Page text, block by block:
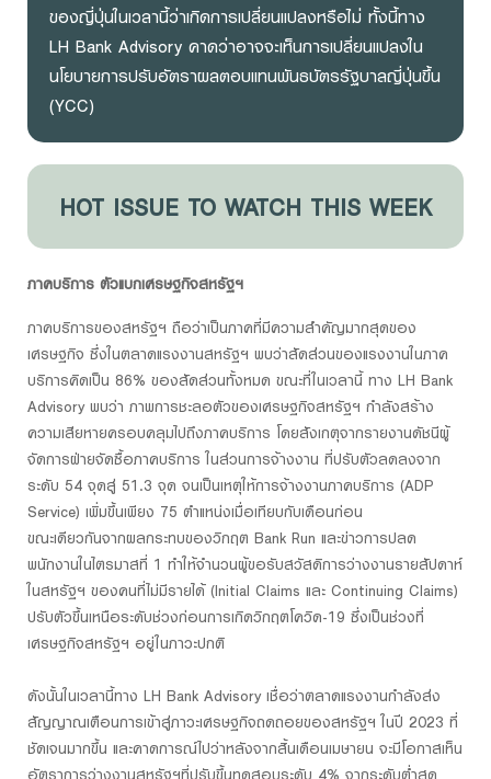
ของญี่ปุ่นในเวลานี้ว่าเกิดการเปลี่ยนแปลงหรือไม่ ทั้งนี้ทาง
LH Bank Advisory คาดว่าอาจจะเห็นการเปลี่ยนแปลงใน
นโยบายการปรับอัตราผลตอบแทนพันธบัตรรัฐบาลญี่ปุ่นขึ้น
(YCC)
HOT ISSUE TO WATCH THIS WEEK
ภาคบริการ ตัวแบกเศรษฐกิจสหรัฐฯ
ภาคบริการของสหรัฐฯ ถือว่าเป็นภาคที่มีความสำคัญมากสุดของ
เศรษฐกิจ ซึ่งในตลาดแรงงานสหรัฐฯ พบว่าสัดส่วนของแรงงานในภาค
บริการคิดเป็น 86% ของสัดส่วนทั้งหมด ขณะที่ในเวลานี้ ทาง LH Bank
Advisory พบว่า ภาพการชะลอตัวของเศรษฐกิจสหรัฐฯ กำลังสร้าง
ความเสียหายครอบคลุมไปถึงภาคบริการ โดยสังเกตุจากรายงานดัชนีผู้
จัดการฝ่ายจัดซื้อภาคบริการ ในส่วนการจ้างงาน ที่ปรับตัวลดลงจาก
ระดับ 54 จุดสู่ 51.3 จุด จนเป็นเหตุให้การจ้างงานภาคบริการ (ADP
Service) เพิ่มขึ้นเพียง 75 ตำแหน่งเมื่อเทียบกับเดือนก่อน
ขณะเดียวกันจากผลกระทบของวิกฤต Bank Run และข่าวการปลด
พนักงานในไตรมาสที่ 1 ทำให้จำนวนผู้ขอรับสวัสดิการว่างงานรายสัปดาห์
ในสหรัฐฯ ของคนที่ไม่มีรายได้ (Initial Claims และ Continuing Claims)
ปรับตัวขึ้นเหนือระดับช่วงก่อนการเกิดวิกฤตโควิด-19 ซึ่งเป็นช่วงที่
เศรษฐกิจสหรัฐฯ อยู่ในภาวะปกติ
ดังนั้นในเวลานี้ทาง LH Bank Advisory เชื่อว่าตลาดแรงงานกำลังส่ง
สัญญาณเตือนการเข้าสู่ภาวะเศรษฐกิจถดถอยของสหรัฐฯ ในปี 2023 ที่
ชัดเจนมากขึ้น และคาดการณ์ไปว่าหลังจากสิ้นเดือนเมษายน จะมีโอกาสเห็น
อัตราการว่างงานสหรัฐฯที่ปรับขึ้นทดสอบระดับ 4% จากระดับต่ำสุด